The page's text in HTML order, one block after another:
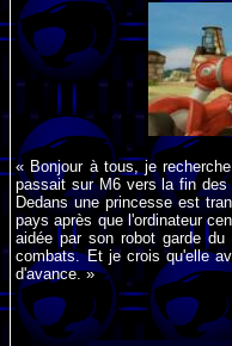
« Bonjour à tous, je
passait sur M6 vers la fin des
Dedans une princesse est
pays après que l'ordinateur
aidée par son robot garde
combats. Et je crois qu'elle
d'avance. »